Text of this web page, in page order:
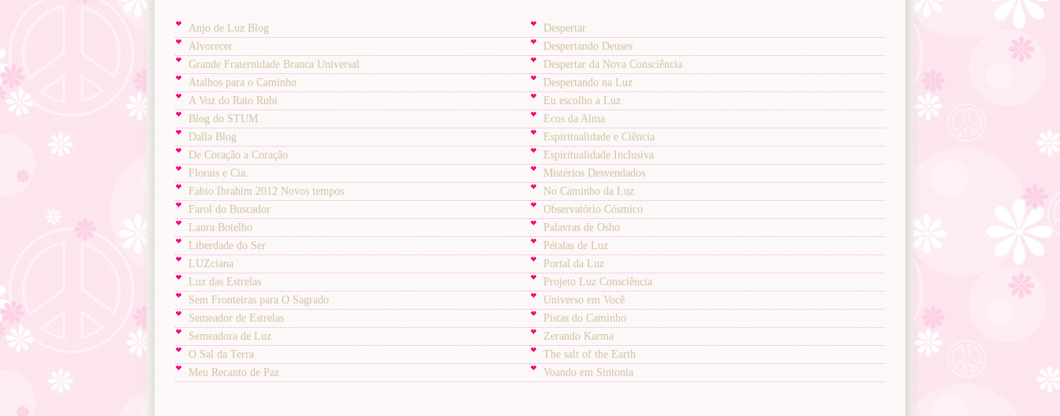
Anjo de Luz Blog
Alvorecer
Grande Fraternidade Branca Universal
Atalhos para o Caminho
A Voz do Raio Rubi
Blog do STUM
Dalla Blog
De Coração a Coração
Despertar
Despertando Deuses
Despertar da Nova Consciência
Despertando na Luz
Eu escolho a Luz
Ecos da Alma
Espiritualidade e Ciência
Espiritualidade Inclusiva
Florais e Cia.
Fabio Ibrahim 2012 Novos tempos
Farol do Buscador
Laura Botelho
Liberdade do Ser
LUZciana
Luz das Estrelas
Sem Fronteiras para O Sagrado
Semeador de Estrelas
Semeadora de Luz
O Sal da Terra
Meu Recanto de Paz
Mistérios Desvendados
No Caminho da Luz
Observatório Cósmico
Palavras de Osho
Pétalas de Luz
Portal da Luz
Projeto Luz Consciência
Universo em Você
Pistas do Caminho
Zerando Karma
The salt of the Earth
Voando em Sintonia